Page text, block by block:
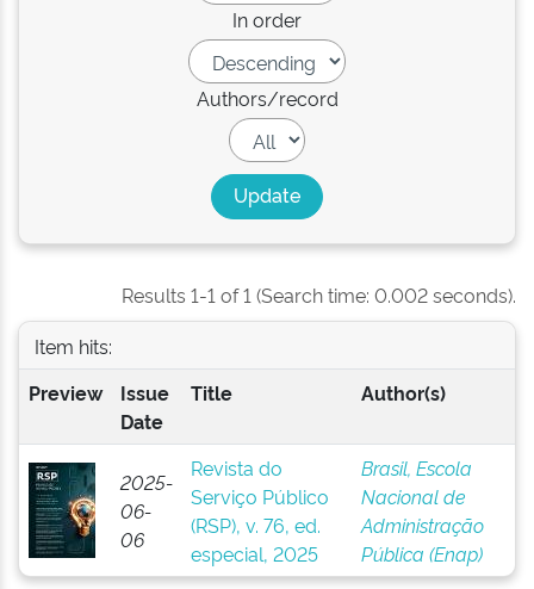
In order
Authors/record
Results 1-1 of 1 (Search time: 0.002 seconds).
Item hits:
Preview
Issue
Date
Title Author(s)
2025-
06-
06
Revista do
Serviço Público
(RSP), v. 76, ed.
especial, 2025
Brasil, Escola
Nacional de
Administração
´Pública (Enap)